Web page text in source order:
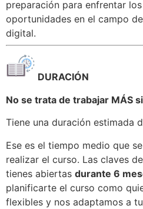
preparación para enfrentar
oportunidades en el campo
digital.
DURACIÓN
No se trata de trabajar MÁS
Tiene una duración estimada
Ese es el tiempo medio que
realizar el curso. Las claves
tienes abiertas durante 6
planificarte el curso como
flexibles y nos adaptamos a